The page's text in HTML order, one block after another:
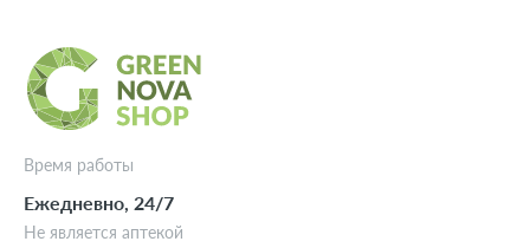
Время работы
Ежедневно, 24/7
Не является аптекой